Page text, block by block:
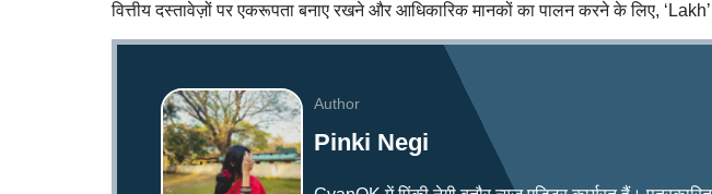
वित्तीय दस्तावेज़ों पर एकरूपता बनाए रखने और आधिकारिक मानकों का पालन करने के लिए,
Author
Pinki Negi